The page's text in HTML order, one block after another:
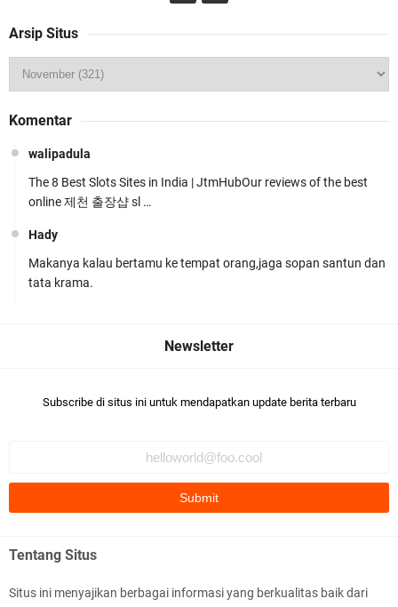
Rosyadi, S.H. Siap Melanjukan
Ditlantas Polda NTB Edukasi Tertib Berlalu di
Polda NTB Apresiasi BKTM Lelede Sampaikan
Pesan Kamtibmas
Arsip Situs
Komentar
walipadula
The 8 Best Slots Sites in India | JtmHubOur reviews of the best
online 제천 출장샵 sl …
Hady
Makanya kalau bertamu ke tempat orang,jaga sopan santun dan
tata krama.
Subscribe di situs ini untuk mendapatkan update berita terbaru
Tentang Situs
Situs ini menyajikan berbagai informasi yang berkualitas baik dari